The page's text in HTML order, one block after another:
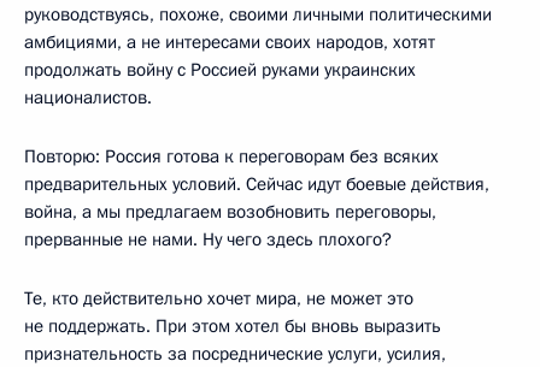
руководствуясь, похоже, своими личными политическими
амбициями, а не интересами своих народов, хотят
продолжать войну с Россией руками украинских
националистов.
Повторю: Россия готова к переговорам без всяких
предварительных условий. Сейчас идут боевые действия,
война, а мы предлагаем возобновить переговоры,
прерванные не нами. Ну чего здесь плохого?
Те, кто действительно хочет мира, не может это
не поддержать. При этом хотел бы вновь выразить
признательность за посреднические услуги, усилия,